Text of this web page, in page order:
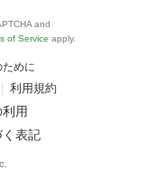
and
of Service apply.
めに
利用規約
用
表記